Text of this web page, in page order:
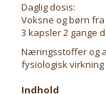
Daglig dosis:
Voksne og børn fra
3 kapsler 2 gange
Næringsstoffer og
fysiologisk virkning
Indhold